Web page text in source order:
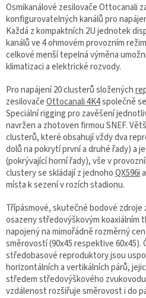
Osmikanálové zesilovače Ottocanali
konfigurovatelných kanálů pro
Každá z kompaktních 2U jednotek
kanálů ve 4 ohmovém provozním
celkové menší tepelná výměna
klimatizaci a elektrické rozvody.
Pro napájení 20 clusterů složených
zesilovačeOttocanali 4K4společně
Speciální rigging pro zavěšení
navržen a zhotoven firmou SNEF.
clusterů, které obsahují vždy dva
dolů na pokrytí první a druhé řady) a
(pokrývající horní řady), vše v
clustery se skládají z jednohoQX596i
místa k sezení v rozích stadionu.
Třípásmové, skutečné bodové zdroje
osazeny středovýškovým koaxiálním
napojený na mimořádně rozměrný
směrovostí (90x45 respektive
středobasové reproduktory jsou
horizontálních a vertikálních párů,
středem středovýškového
vzdálenost rozšiřuje směrovost i do